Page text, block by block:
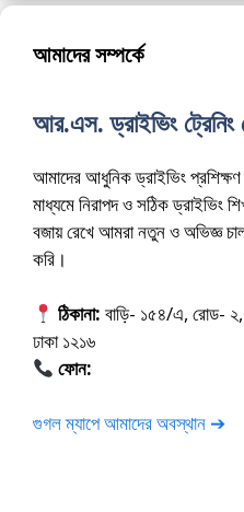
আমাদের সম্পর্কে
আর.এস. ড্রাইভিং ট্রেনিং
আমাদের আধুনিক ড্রাইভিং প্রশিক্ষণ
মাধ্যমে নিরাপদ ও সঠিক ড্রাইভিং
বজায় রেখে আমরা নতুন ও অভিজ্ঞ
করি।
ঠিকানা: বাড়ি- ১৫৪/এ, রোড-
ঢাকা ১২১৬
ফোন:
গুগল ম্যাপে আমাদের অবস্থান ➔